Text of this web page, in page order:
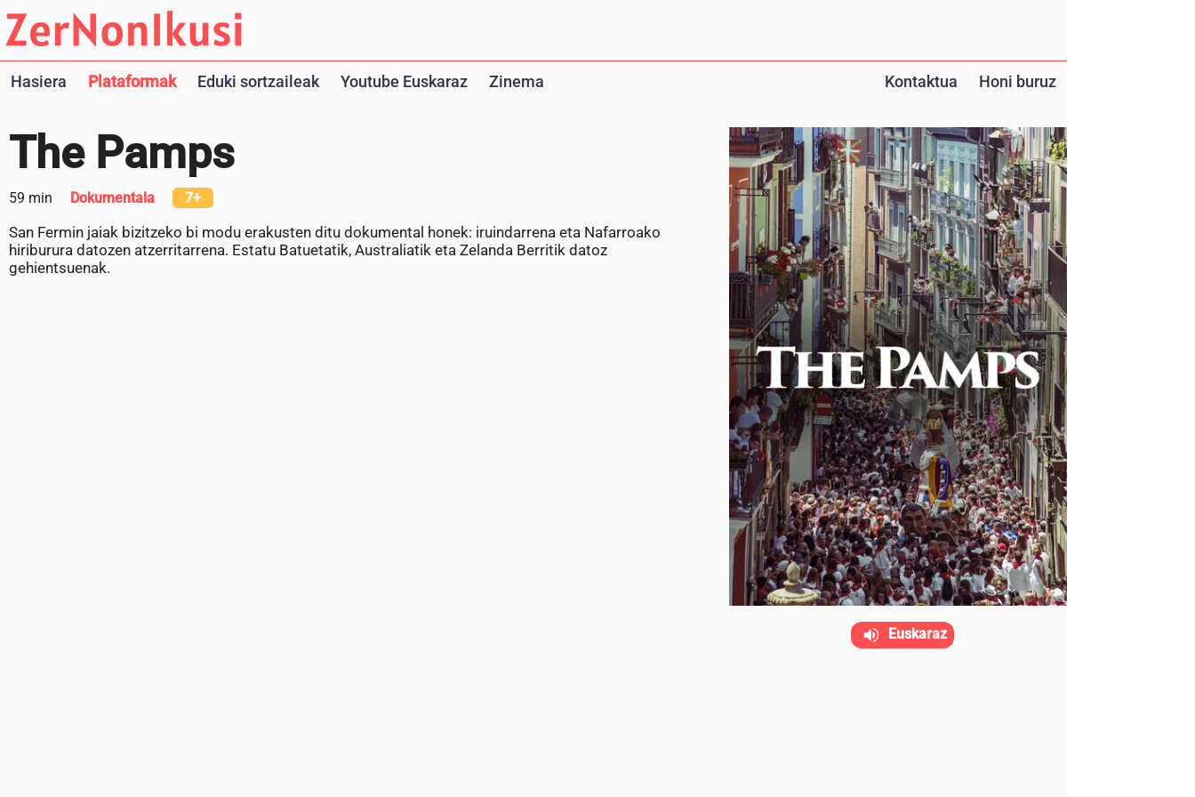
Hasiera Plataformak Eduki sortzaileak Youtube Euskaraz Zinema Kontaktua Honi buruz
The Pamps
59 min Dokumentala 7+
San Fermin jaiak bizitzeko bi modu erakusten ditu dokumental honek: iruindarrena eta Nafarroako
hiriburura datozen atzerritarrena. Estatu Batuetatik, Australiatik eta Zelanda Berritik datoz
gehientsuenak.
Euskaraz